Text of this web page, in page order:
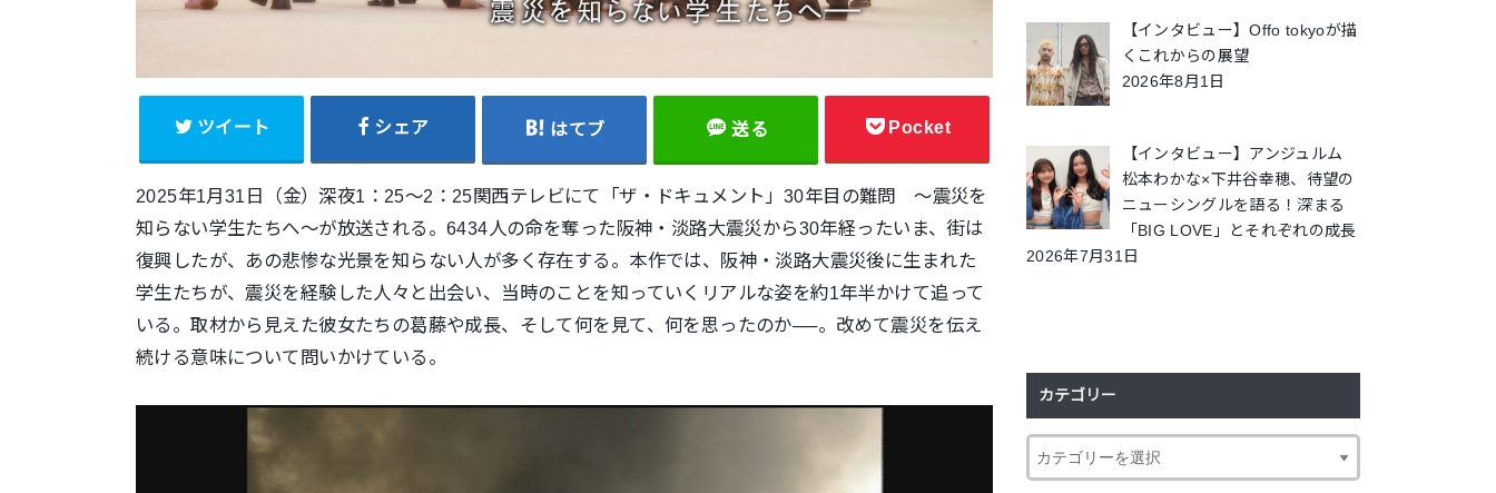
ツイート シェア はてブ 送る Pocket
2025年1月31日（金）深夜1：25～2：25関西テレビにて「ザ・ドキュメント」30年目の難問 〜震災を
知らない学生たちへ〜が放送される。6434人の命を奪った阪神・淡路大震災から30年経ったいま、街は
復興したが、あの悲惨な光景を知らない人が多く存在する。 本作では、阪神・淡路大震災後に生まれた
学生たちが、震災を経験した人々と出会い、当時のことを知っていくリアルな姿を約1年半かけて追って
いる。取材から見えた彼女たちの葛藤や成長、そして何を見て、何を思ったのか──。改めて震災を伝え
続ける意味について問いかけている。
【インタビュー】Offo tokyoが描
くこれからの展望
2026年8月1日
【インタビュー】アンジュルム
松本わかな×下井谷幸穂、待望の
ニューシングルを語る！深まる
「BIG LOVE」とそれぞれの成長
2026年7月31日
カテゴリー